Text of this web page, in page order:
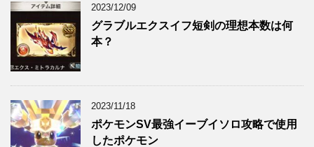
2023/12/09
グラブルエクスイフ短剣の理想本数は何
本？
2023/11/18
ポケモンSV最強イーブイソロ攻略で使用
したポケモン